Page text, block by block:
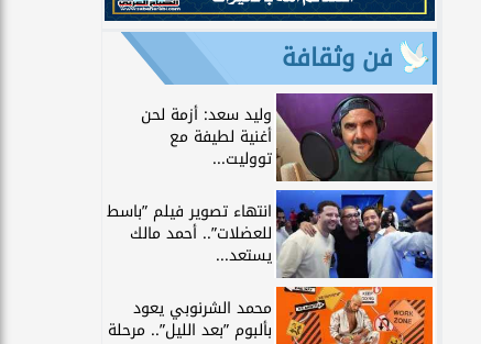
فن وثقافة
وليد سعد: أزمة لحن
أغنية لطيفة مع
تووليت...
انتهاء تصوير فيلم ”باسط
للعضلات”.. أحمد مالك
يستعد...
محمد الشرنوبي يعود
بألبوم ”بعد الليل”.. مرحلة